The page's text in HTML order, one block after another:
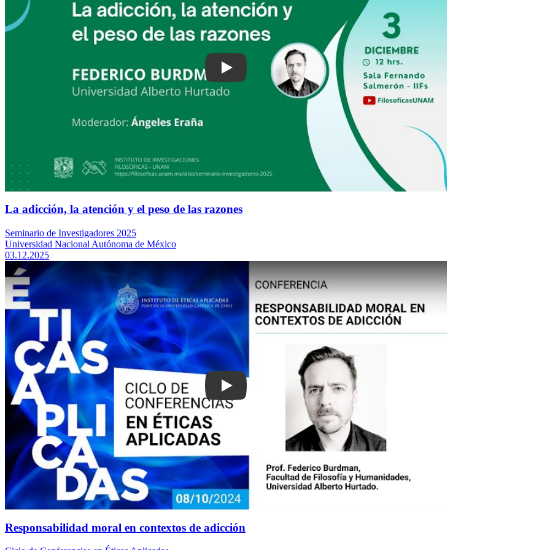
La adicción, la atención y el peso de las razones
Seminario de Investigadores 2025
Universidad Nacional Autónoma de México
03.12.2025
Play
Responsabilidad moral en contextos de adicción